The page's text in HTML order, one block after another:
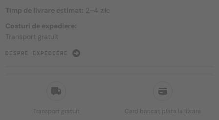
Transport gratuit Card bancar, plata la livrare
Timp de livrare estimat: 2–4 zile
Costuri de expediere:
Transport gratuit
DESPRE EXPEDIERE